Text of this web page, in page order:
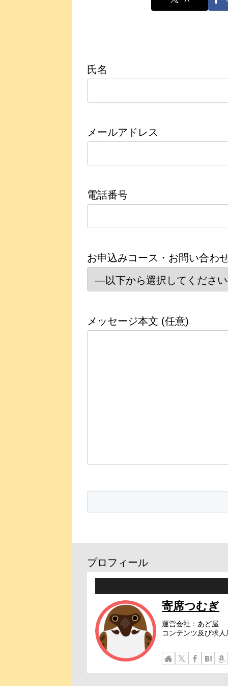
氏名
メールアドレス
電話番号
お申込みコース・お問い合わ
メッセージ本文 (任意)
プロフィール
寄席つむぎ
運営会社：あど屋
コンテンツ及び求